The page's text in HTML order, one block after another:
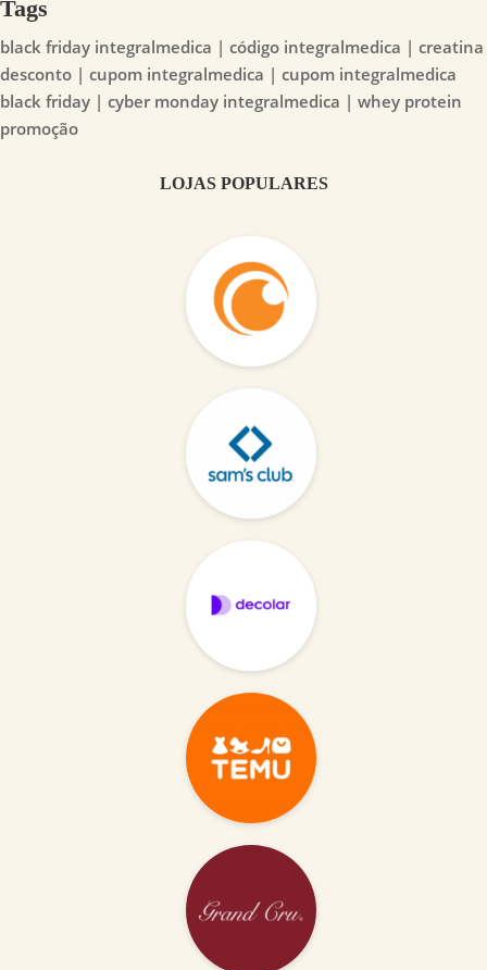
Tags
black friday integralmedica | código integralmedica | creatina
desconto | cupom integralmedica | cupom integralmedica
black friday | cyber monday integralmedica | whey protein
promoção
LOJAS POPULARES